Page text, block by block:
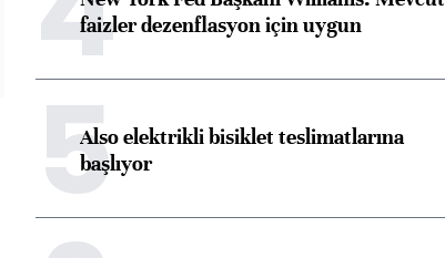
faizler dezenflasyon için uygun
5Also elektrikli bisiklet teslimatlarına
başlıyor